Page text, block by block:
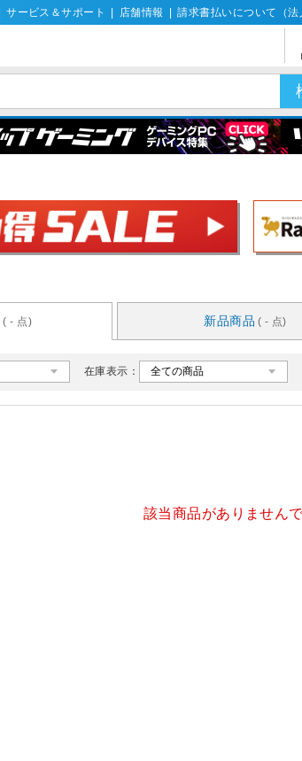
サービス＆サポート 店舗情報 請求書払いについて（法
( - 点) 新品商品 ( - 点)
在庫表示：
該当商品がありません